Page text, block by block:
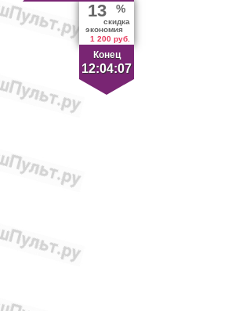
Конец
12:04:07
13 %
скидка
экономия
1 200 руб.